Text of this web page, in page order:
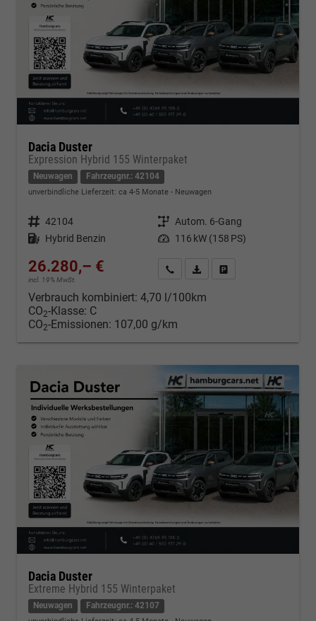
Dacia Duster
Expression Hybrid 155 Winterpaket
Neuwagen Fahrzeugnr.: 42104
unverbindliche Lieferzeit: ca 4-5 Monate Neuwagen
Fahrzeugnr. 42104 Getriebe Autom. 6-Gang
Kraftstoff Hybrid Benzin Leistung 116 kW (158 PS)
26.280,– €
incl. 19% MwSt.
Kontakt & Angebot anfordern
PDF-Datei, Fahrzeugexposé
Verbrauch kombiniert: 4,70 l/100km
CO2-Klasse: C
CO2-Emissionen: 107,00 g/km
Dacia Duster
Extreme Hybrid 155 Winterpaket
Neuwagen Fahrzeugnr.: 42107